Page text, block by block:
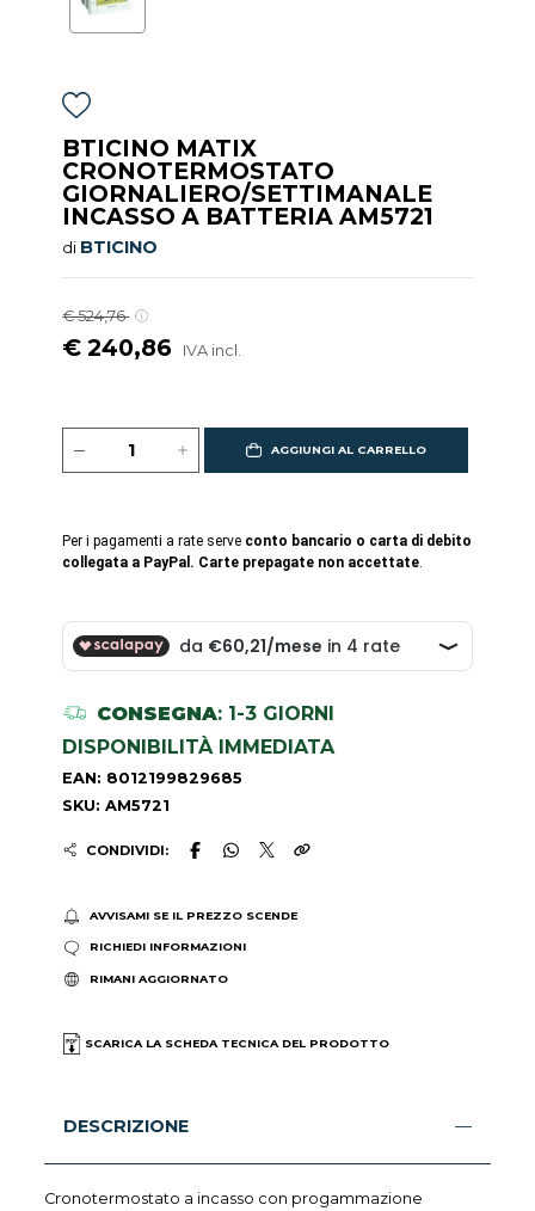
BTICINO MATIX
CRONOTERMOSTATO
GIORNALIERO/SETTIMANALE
INCASSO A BATTERIA AM5721
di BTICINO
€ 524,76
€ 240,86 IVA incl.
AGGIUNGI AL CARRELLO
Per i pagamenti a rate serve conto bancario o carta di debito
collegata a PayPal. Carte prepagate non accettate.
CONSEGNA: 1-3 GIORNI
DISPONIBILITÀ IMMEDIATA
EAN: 8012199829685
SKU: AM5721
CONDIVIDI:
AVVISAMI SE IL PREZZO SCENDE
RICHIEDI INFORMAZIONI
RIMANI AGGIORNATO
SCARICA LA SCHEDA TECNICA DEL PRODOTTO
DESCRIZIONE
Cronotermostato a incasso con progammazione